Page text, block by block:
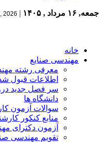
جمعه, ۱۶ مرداد , ۱۴۰۵ |
2026
خانه
مهندسی صنایع
معرفی رشته
اطلاعات قبول
سر فصل جدید
دانشگاه ها
سوالات آزمون
منابع کنکور
آزمون دکترای
تقویم مهندسی